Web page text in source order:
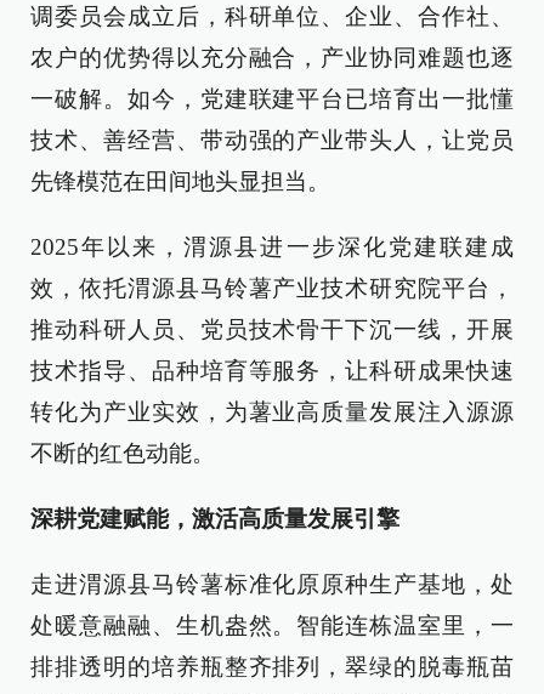
调委员会成立后，科研单位、企业、合作社、
农户的优势得以充分融合，产业协同难题也逐
一破解。如今，党建联建平台已培育出一批懂
技术、善经营、带动强的产业带头人，让党员
先锋模范在田间地头显担当。
2025年以来，渭源县进一步深化党建联建成
效，依托渭源县马铃薯产业技术研究院平台，
推动科研人员、党员技术骨干下沉一线，开展
技术指导、品种培育等服务，让科研成果快速
转化为产业实效，为薯业高质量发展注入源源
不断的红色动能。
深耕党建赋能，激活高质量发展引擎
走进渭源县马铃薯标准化原原种生产基地，处
处暖意融融、生机盎然。智能连栋温室里，一
排排透明的培养瓶整齐排列，翠绿的脱毒瓶苗